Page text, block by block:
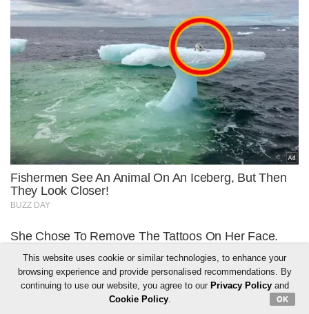
This website uses cookie or similar technologies, to enhance your
browsing experience and provide personalised recommendations. By
continuing to use our website, you agree to our Privacy Policyand
Cookie Policy. OK